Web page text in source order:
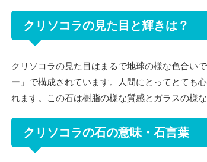
クリソコラの見た目と輝きは？
クリソコラの見た目はまるで地球の様な色合い
ー」で構成されています。人間にとってとても
れます。この石は樹脂の様な質感とガラスの様
クリソコラの石の意味・石言葉